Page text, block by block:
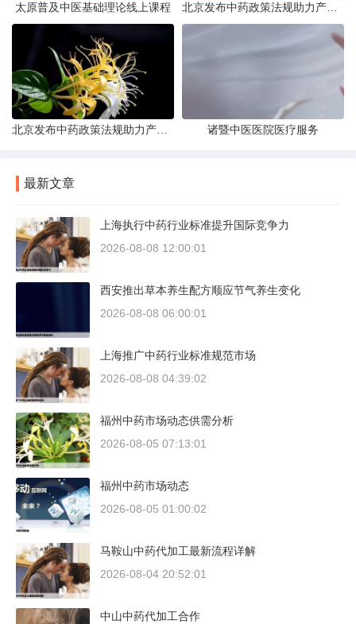
太原普及中医基础理论线上课程
诸暨中医医院医疗服务
最新文章
上海执行中药行业标准提升国际竞争力
2026-08-08 12:00:01
西安推出草本养生配方顺应节气养生变化
2026-08-08 06:00:01
上海推广中药行业标准规范市场
2026-08-08 04:39:02
福州中药市场动态供需分析
2026-08-05 07:13:01
福州中药市场动态
2026-08-05 01:00:02
马鞍山中药代加工最新流程详解
2026-08-04 20:52:01
中山中药代加工合作